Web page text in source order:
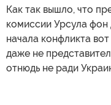
Как так вышло, что
комиссии Урсула фон
начала конфликта
даже не
отнюдь не ради